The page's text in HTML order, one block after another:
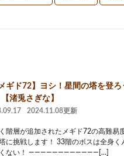
メギド72】ヨシ！星間の塔を登
渚兎さぎな】
2024.11.08更新
階層が追加されたメギド72の高難易
に挑戦します！ 33階のボスは全身く
くない！ ――――――――――――[…]